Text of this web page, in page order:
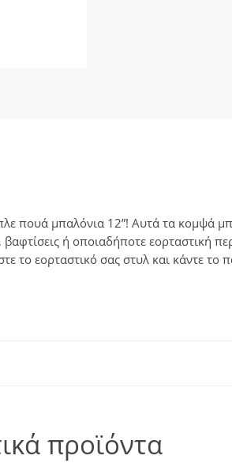
πουά μπαλόνια 12”! Αυτά τα κομψά
ή οποιαδήποτε εορταστική
το εορταστικό σας στυλ και κάντε το
προϊόντα